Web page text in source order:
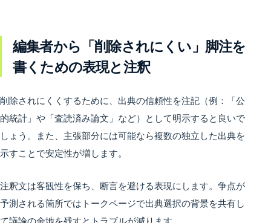
編集者から「削除されにくい」脚注を
書くための表現と注釈
削除されにくくするために、出典の信頼性を注記（例：「公
的統計」や「査読済み論文」など）として明示すると良いで
しょう。また、主張部分には可能なら複数の独立した出典を
示すことで安定性が増します。
注釈文は客観性を保ち、断言を避ける表現にします。争点が
予測される箇所ではトークページで出典選択の背景を共有し
て議論の余地を残すとトラブルが減ります。